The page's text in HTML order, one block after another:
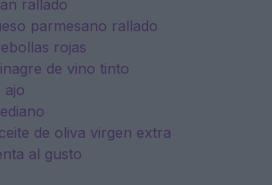
rallado
parmesano rallado
rojas
de vino tinto
ajo
de oliva virgen extra
al gusto